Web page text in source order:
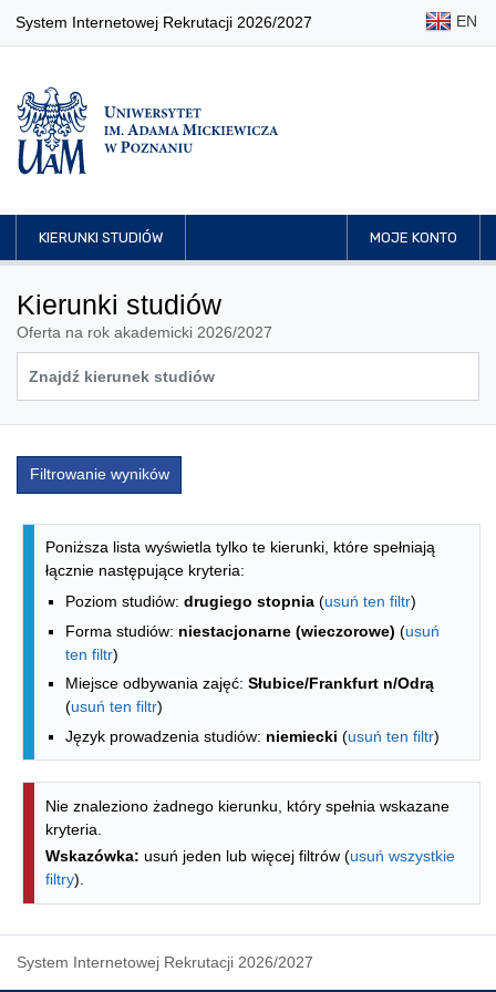
System Internetowej Rekrutacji 2026/2027 EN
KIERUNKI STUDIÓW MOJE KONTO
Kierunki studiów
Oferta na rok akademicki 2026/2027
Filtrowanie wyników
Lista kierunków - indeks alfabetyczny
Poniższa lista wyświetla tylko te kierunki, które spełniają
łącznie następujące kryteria:
Poziom studiów: drugiego stopnia (usuń ten filtr)
Forma studiów: niestacjonarne (wieczorowe) (usuń
ten filtr)
Miejsce odbywania zajęć: Słubice/Frankfurt n/Odrą
(usuń ten filtr)
Język prowadzenia studiów: niemiecki (usuń ten filtr)
Nie znaleziono żadnego kierunku, który spełnia wskazane
kryteria.
Wskazówka: usuń jeden lub więcej filtrów (usuń wszystkie
filtry).
System Internetowej Rekrutacji 2026/2027